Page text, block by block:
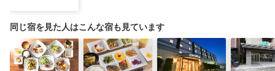
同じ宿を見た人はこんな宿も見ています